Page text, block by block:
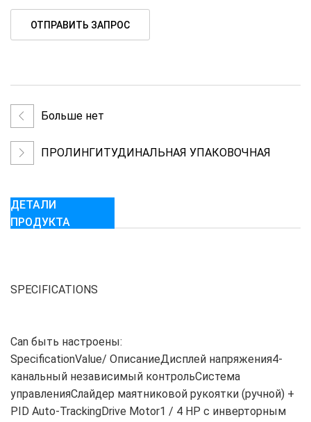
ОТПРАВИТЬ ЗАПРОС
Больше нет
ПРОЛИНГИТУДИНАЛЬНАЯ УПАКОВОЧНАЯ
ДЕТАЛИ
ПРОДУКТА
SPECIFICATIONS
Can быть настроены:
SpecificationValue/ ОписаниеДисплей напряжения4-
канальный независимый контрольСистема
управленияСлайдер маятниковой рукоятки (ручной) +
PID Auto-TrackingDrive Motor1 / 4 HP с инверторным